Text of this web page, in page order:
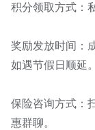
积分领取方式：
奖励发放时间：
如遇节假日顺延。
保险咨询方式：
惠群聊。